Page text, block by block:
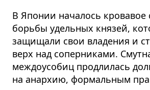
В Японии началось кровавое
борьбы удельных князей,
защищали свои владения и
верх над соперниками.
междоусобиц продлилась
на анархию, формальным